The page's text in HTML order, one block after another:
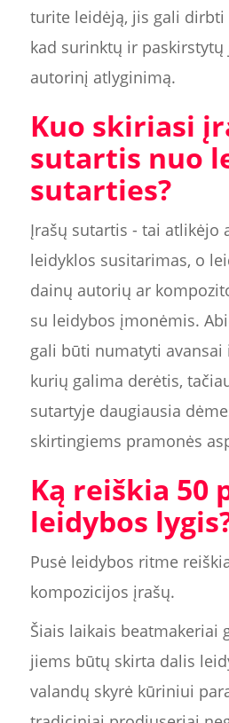
turite leidėją, jis gali dirbti
kad surinktų ir
autorinį atlyginimą.
Kuo skiriasi
sutartis nuo
sutarties?
Įrašų sutartis - tai atlikėjo
leidyklos susitarimas, o
dainų autorių ar
su leidybos įmonėmis.
gali būti numatyti avansai
kurių galima derėtis,
sutartyje daugiausia
skirtingiems pramonės
Ką reiškia 50
leidybos
Pusė leidybos ritme
kompozicijos įrašų.
Šiais laikais beatmakeriai
jiems būtų skirta dalis
valandų skyrė kūriniui